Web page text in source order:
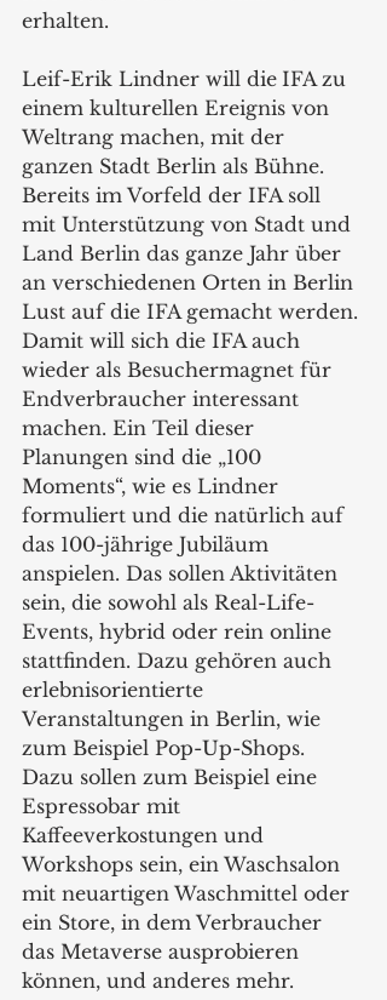
erhalten.
Leif-Erik Lindner will die IFA zu
einem kulturellen Ereignis von
Weltrang machen, mit der
ganzen Stadt Berlin als Bühne.
Bereits im Vorfeld der IFA soll
mit Unterstützung von Stadt und
Land Berlin das ganze Jahr über
an verschiedenen Orten in Berlin
Lust auf die IFA gemacht werden.
Damit will sich die IFA auch
wieder als Besuchermagnet für
Endverbraucher interessant
machen. Ein Teil dieser
Planungen sind die „100
Moments“, wie es Lindner
formuliert und die natürlich auf
das 100-jährige Jubiläum
anspielen. Das sollen Aktivitäten
sein, die sowohl als Real-Life-
Events, hybrid oder rein online
stattfinden. Dazu gehören auch
erlebnisorientierte
Veranstaltungen in Berlin, wie
zum Beispiel Pop-Up-Shops.
Dazu sollen zum Beispiel eine
Espressobar mit
Kaffeeverkostungen und
Workshops sein, ein Waschsalon
mit neuartigen Waschmittel oder
ein Store, in dem Verbraucher
das Metaverse ausprobieren
können, und anderes mehr.